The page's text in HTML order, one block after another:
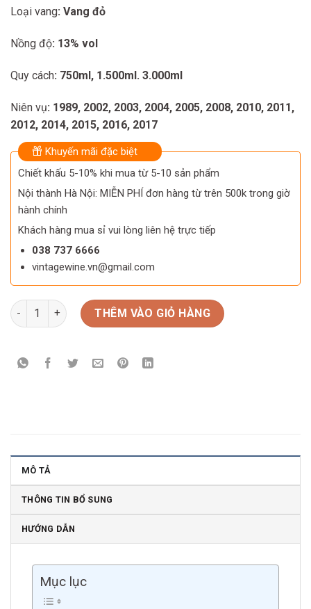
Loại vang: Vang đỏ
Nồng độ: 13% vol
Quy cách: 750ml, 1.500ml. 3.000ml
Niên vụ: 1989, 2002, 2003, 2004, 2005, 2008, 2010, 2011,
2012, 2014, 2015, 2016, 2017
Khuyến mãi đặc biệt
Chiết khấu 5-10% khi mua từ 5-10 sản phẩm
Nội thành Hà Nội: MIỄN PHÍ đơn hàng từ trên 500k trong giờ
hành chính
Khách hàng mua sỉ vui lòng liên hệ trực tiếp
038 737 6666
vintagewine.vn@gmail.com
Rượu vang Pháp Chateau Pichon Longueville Baron số lượng
THÊM VÀO GIỎ HÀNG
MÔ TẢ
THÔNG TIN BỔ SUNG
HƯỚNG DẪN
Mục lục